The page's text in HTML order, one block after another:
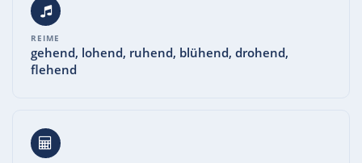
REIME
gehend, lohend, ruhend, blühend, drohend,
flehend